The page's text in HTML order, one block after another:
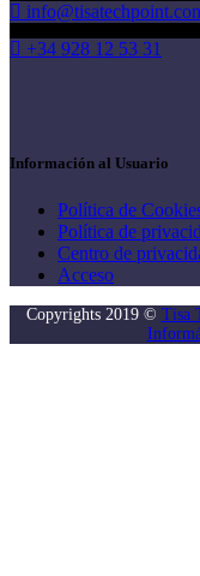
+34 928 12 53 31
Información al Usuario
Política de
Política de
Centro de
Acceso
Copyrights 2019 © Tisa